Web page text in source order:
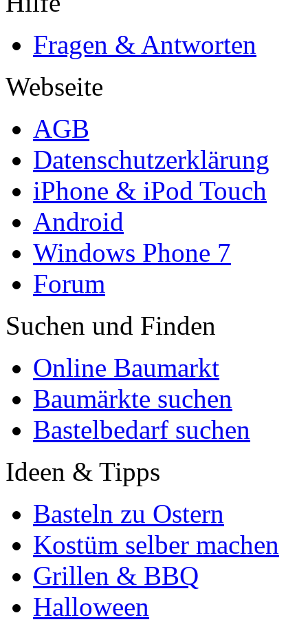
Fragen & Antworten
Webseite
AGB
Datenschutzerklärung
iPhone & iPod Touch
Android
Windows Phone 7
Forum
Suchen und Finden
Online Baumarkt
Baumärkte suchen
Bastelbedarf suchen
Ideen & Tipps
Basteln zu Ostern
Kostüm selber machen
Grillen & BBQ
Halloween